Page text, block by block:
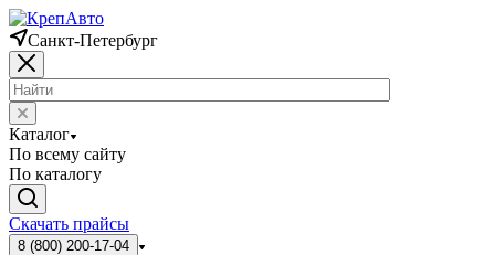
Санкт-Петербург
Каталог
По всему сайту
По каталогу
Скачать прайсы
8 (800) 200-17-04